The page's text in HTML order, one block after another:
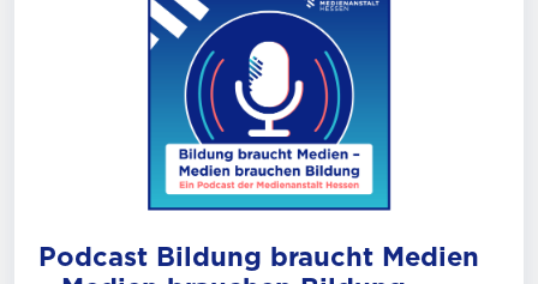
Podcast Bildung braucht Medien